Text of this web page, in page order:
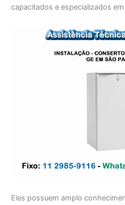
capacitados e especializados
Eles possuem amplo